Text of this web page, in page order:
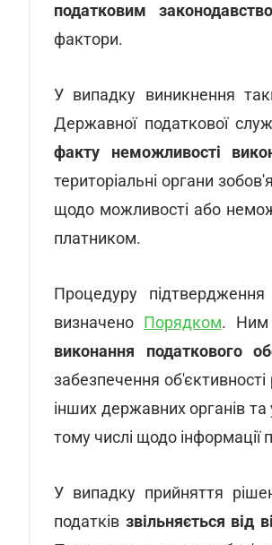
податковим
фактори.
У випадку виникнення
Державної податкової
факту неможливості
територіальні органи
щодо можливості або
платником.
Процедуру
визначеноПорядком. Ним
виконання податкового
забезпечення
інших державних органів
тому числі щодо
У випадку прийняття
податків звільняється від